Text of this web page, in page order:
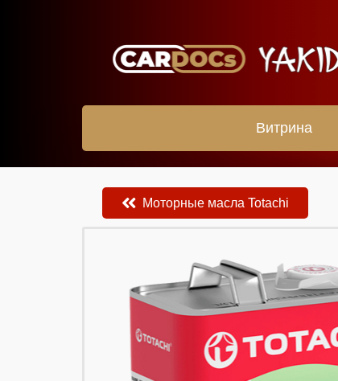
Витрина
Моторные масла Totachi